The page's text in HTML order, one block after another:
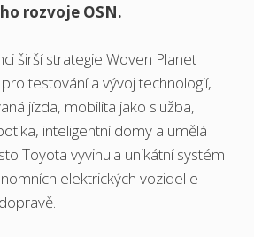
rozvoje OSN.
širší strategie Woven Planet
testování a vývoj technologií,
jízda, mobilita jako služba,
inteligentní domy a umělá
Toyota vyvinula unikátní systém
elektrických vozidel e-